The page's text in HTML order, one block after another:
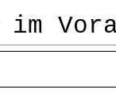
im